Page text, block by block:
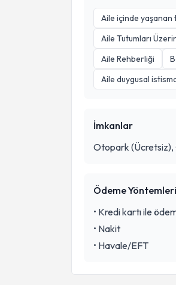
Aile içinde yaşanan
Aile Tutumları
Aile Rehberliği
Aile duygusal
İmkanlar
Otopark
Ödeme Yöntemleri
• Kredi kartı ile
• Nakit
• Havale/EFT